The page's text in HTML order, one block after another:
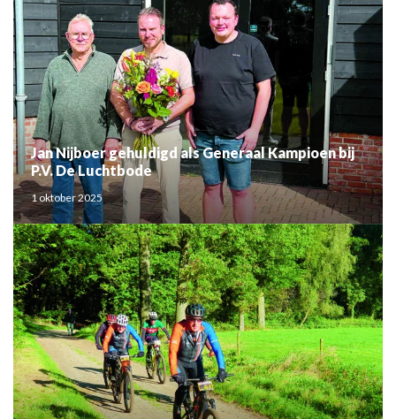
Jan Nijboer gehuldigd als Generaal Kampioen bij
P.V. De Luchtbode
1 oktober 2025